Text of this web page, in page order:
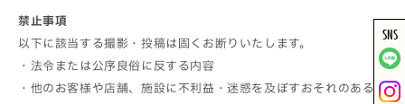
禁止事項
以下に該当する撮影・投稿は固くお断りいたします。
・法令または公序良俗に反する内容
・他のお客様や店舗、施設に不利益・迷惑を及ぼすおそれのある内
SNS